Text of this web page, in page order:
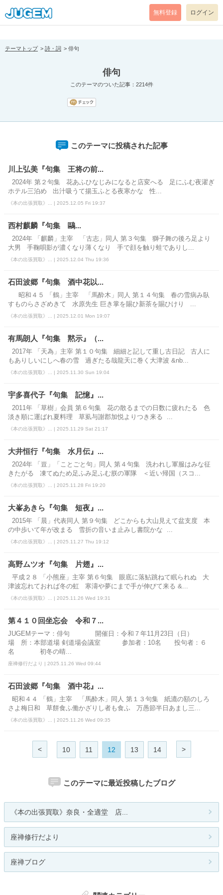
[pear_error: message="Success" code=0 mode=return level=notice
prefix="" info=""]
無料登録 ログイン
テーマトップ 詩・詞 俳句
俳句
このテーマのついた記事：2214件
このテーマに投稿された記事
川上弘美『句集 王将の前...
2024年 第２句集 花あふひなじみになると店変へる 足にふむ夜濯ぎ
ホテル三泊め 出汁吸うて揚玉ふとる夜寒かな 性...
《本の出張買取》... | 2025.12.05 Fri 19:37
西村麒麟『句集 鷗...
2024年 「麒麟」主宰 「古志」同人 第３句集 獅子舞の後ろ足より
大男 手鞠唄影が濃くなり薄くなり 手で顔を触り蛙でありし...
《本の出張買取》... | 2025.12.04 Thu 19:36
石田波郷『句集 酒中花以...
昭和４５ 「鶴」主宰 「馬酔木」同人 第１４句集 春の雪病み臥
すものらさざめきて 水原先生 巨き掌を賜ひ新茶を賜ひけり ...
《本の出張買取》... | 2025.12.01 Mon 19:07
有馬朗人『句集 黙示』（...
2017年 「天為」主宰 第１０句集 細細と記して重し古日記 古人に
もありしいにしへ春の雪 過ぎたる哉龍天に巻く大津波 &nb...
《本の出張買取》... | 2025.11.30 Sun 19:04
宇多喜代子『句集 記憶』...
2011年 「草樹」会員 第６句集 花の散るまでの日数に疲れたる 色
淡き順に運ばれ夏料理 草虱与謝郡加悦よりつき来る ...
《本の出張買取》... | 2025.11.29 Sat 21:17
大井恒行『句集 水月伝』...
2024年 「豈」「ことごと句」同人 第４句集 洗われし軍服はみな征
きたがる 凍てぬため足ふみ足ふむ朕の軍隊 ＜近い帰国（スコ...
《本の出張買取》... | 2025.11.28 Fri 19:20
大峯あきら『句集 短夜』...
2015年 「晨」代表同人 第９句集 どこからも大山見えて盆支度 本
の中歩いて年が改まる 雪折の音いま止みし書院かな ...
《本の出張買取》... | 2025.11.27 Thu 19:12
高野ムツオ『句集 片翅』...
平成２８ 「小熊座」主宰 第６句集 眼底に落鮎跳ねて眠られぬ 大
津波忘れておれば冬の虹 寒濤や夢にまで手が伸びて来る &...
《本の出張買取》... | 2025.11.26 Wed 19:31
第４１０回坐忘会 令和７...
JUGEMテーマ：俳句 開催日：令和７年11月23日（日）
場 所：本部道場 剣道場会議室 参加者：10名 投句者：６
名 初冬の晴...
座禅修行だより | 2025.11.26 Wed 09:44
石田波郷『句集 酒中花』...
昭和４４ 「鶴」主宰 「馬酔木」同人 第１３句集 紙漉の額のしろ
さよ梅日和 草餅食ふ働かざりし者も食ふ 万愚節半日あまし三...
《本の出張買取》... | 2025.11.26 Wed 09:35
< 10 11 12 13 14 >
このテーマに最近投稿したブログ
《本の出張買取》奈良・全適堂 店...
座禅修行だより
座禅ブログ